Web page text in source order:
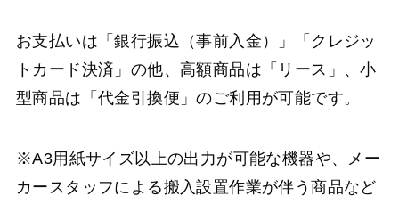
お支払いは「銀行振込（事前入金）」「クレジッ
トカード決済」の他、高額商品は「リース」、小
型商品は「代金引換便」のご利用が可能です。
※A3用紙サイズ以上の出力が可能な機器や、メー
カースタッフによる搬入設置作業が伴う商品など